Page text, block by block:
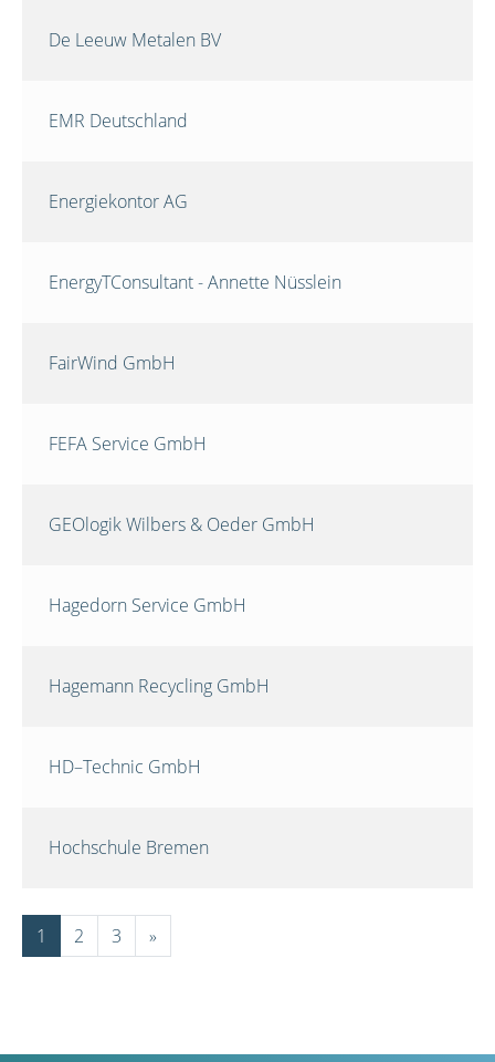
De Leeuw Metalen BV
EMR Deutschland
Energiekontor AG
EnergyTConsultant - Annette Nüsslein
FairWind GmbH
FEFA Service GmbH
GEOlogik Wilbers & Oeder GmbH
Hagedorn Service GmbH
Hagemann Recycling GmbH
HD–Technic GmbH
Hochschule Bremen
1 2 3 »